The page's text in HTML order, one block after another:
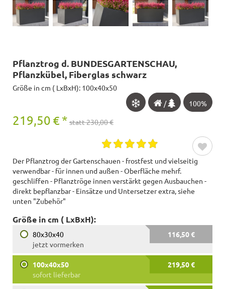
Pflanztrog d. BUNDESGARTENSCHAU,
Pflanzkübel, Fiberglas schwarz
Größe in cm ( LxBxH): 100x40x50
100%
/
219,50 € * statt 230,00 €
Der Pflanztrog der Gartenschauen - frostfest und vielseitig
verwendbar - für innen und außen - Oberfläche mehrf.
geschliffen - Pflanztröge innen verstärkt gegen Ausbauchen -
direkt bepflanzbar - Einsätze und Untersetzer extra, siehe
unten "Zubehör"
Größe in cm ( LxBxH):
80x30x40
116,50 €
jetzt vormerken
100x40x50
219,50 €
sofort lieferbar